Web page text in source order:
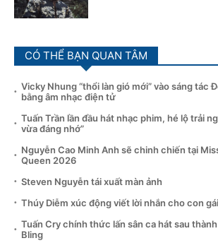
CÓ THỂ BẠN QUAN TÂM
Vicky Nhung “thổi làn gió mới” vào sáng tác
bằng âm nhạc điện tử
Tuấn Trần lần đầu hát nhạc phim, hé lộ trải
vừa đáng nhớ”
Nguyễn Cao Minh Anh sẽ chinh chiến tại
Queen 2026
Steven Nguyễn tái xuất màn ảnh
Thúy Diễm xúc động viết lời nhắn cho con
Tuấn Cry chính thức lấn sân ca hát sau
Bling